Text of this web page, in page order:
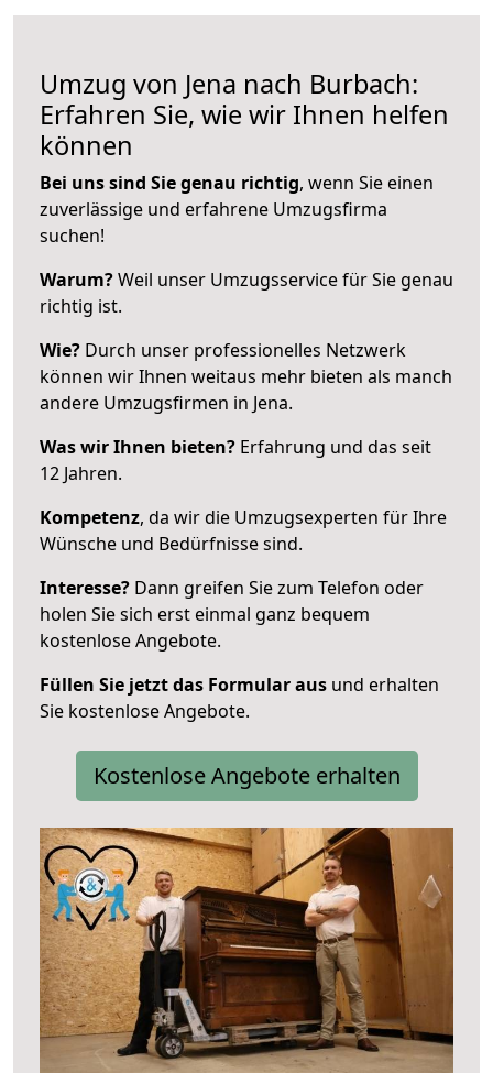
Umzug von Jena nach Burbach:
Erfahren Sie, wie wir Ihnen helfen
können
Bei uns sind Sie genau richtig, wenn Sie einen
zuverlässige und erfahrene Umzugsfirma
suchen!
Warum?Weil unser Umzugsservice für Sie genau
richtig ist.
Wie? Durch unser professionelles Netzwerk
können wir Ihnen weitaus mehr bieten als manch
andere Umzugsfirmen in Jena.
Was wir Ihnen bieten? Erfahrung und das seit
12 Jahren.
Kompetenz, da wir die Umzugsexperten für Ihre
Wünsche und Bedürfnisse sind.
Interesse? Dann greifen Sie zum Telefon oder
holen Sie sich erst einmal ganz bequem
kostenlose Angebote.
Füllen Sie jetzt das Formular aus und erhalten
Sie kostenlose Angebote.
Kostenlose Angebote erhalten